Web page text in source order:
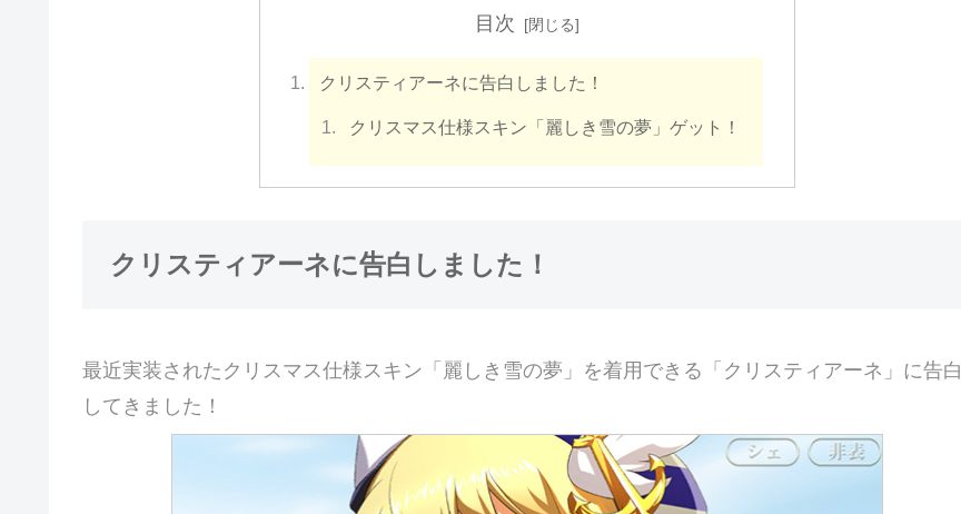
目次
クリスティアーネに告白しました！
クリスマス仕様スキン「麗しき雪の夢」ゲット！
クリスティアーネに告白しました！
最近実装されたクリスマス仕様スキン「麗しき雪の夢」を着用できる「クリスティアーネ」に告白
してきました！